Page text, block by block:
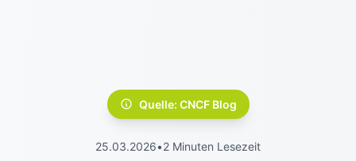
Quelle: CNCF Blog
25.03.2026•2 Minuten Lesezeit